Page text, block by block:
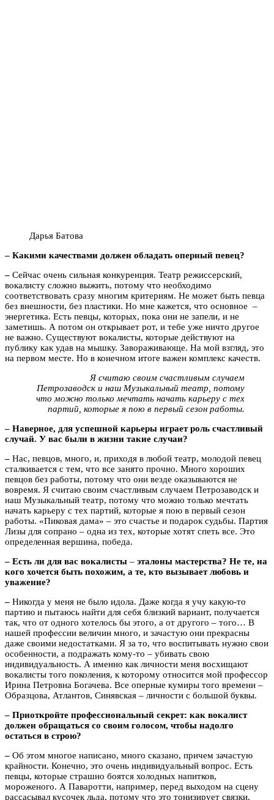
Дарья Батова
– Какими качествами должен обладать оперный певец?
– Сейчас очень сильная конкуренция. Театр режиссерский,
вокалисту сложно выжить, потому что необходимо
соответствовать сразу многим критериям. Не может быть певца
без внешности, без пластики. Но мне кажется, что основное –
энергетика. Есть певцы, которых, пока они не запели, и не
заметишь. А потом он открывает рот, и тебе уже ничто другое
не важно. Существуют вокалисты, которые действуют на
публику как удав на мышку. Завораживающе. На мой взгляд, это
на первом месте. Но в конечном итоге важен комплекс качеств.
Я считаю своим счастливым случаем
Петрозаводск и наш Музыкальный театр, потому
что можно только мечтать начать карьеру с тех
партий, которые я пою в первый сезон работы.
– Наверное, для успешной карьеры играет роль счастливый
случай. У вас были в жизни такие случаи?
– Нас, певцов, много, и, приходя в любой театр, молодой певец
сталкивается с тем, что все занято прочно. Много хороших
певцов без работы, потому что они везде оказываются не
вовремя. Я считаю своим счастливым случаем Петрозаводск и
наш Музыкальный театр, потому что можно только мечтать
начать карьеру с тех партий, которые я пою в первый сезон
работы. «Пиковая дама» – это счастье и подарок судьбы. Партия
Лизы для сопрано – одна из тех, которые хотят спеть все. Это
определенная вершина, победа.
– Есть ли для вас вокалисты – эталоны мастерства? Не те, на
кого хочется быть похожим, а те, кто вызывает любовь и
уважение?
– Никогда у меня не было идола. Даже когда я учу какую-то
партию и пытаюсь найти для себя близкий вариант, получается
так, что от одного хотелось бы этого, а от другого – того… В
нашей профессии величин много, и зачастую они прекрасны
даже своими недостатками. Я за то, что воспитывать нужно свои
особенности, а подражать кому-то – убивать свою
индивидуальность. А именно как личности меня восхищают
вокалисты того поколения, к которому относится мой профессор
Ирина Петровна Богачева. Все оперные кумиры того времени –
Образцова, Атлантов, Синявская – личности с большой буквы.
– Приоткройте профессиональный секрет: как вокалист
должен обращаться со своим голосом, чтобы надолго
остаться в строю?
– Об этом многое написано, много сказано, причем зачастую
крайности. Конечно, это очень индивидуальный вопрос. Есть
певцы, которые страшно боятся холодных напитков,
мороженого. А Паваротти, например, перед выходом на сцену
рассасывал кусочек льда, потому что это тонизирует связки,